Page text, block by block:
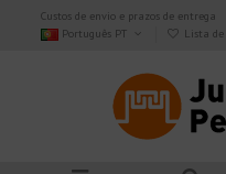
Custos de envio e prazos de entrega
Português PT
Lista de